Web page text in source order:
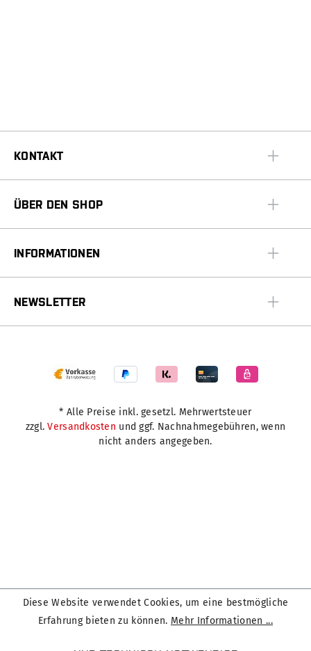
KONTAKT
ÜBER DEN SHOP
INFORMATIONEN
NEWSLETTER
* Alle Preise inkl. gesetzl. Mehrwertsteuer
zzgl.Versandkosten und ggf. Nachnahmegebühren, wenn
nicht anders angegeben.
Diese Website verwendet Cookies, um eine bestmögliche
Erfahrung bieten zu können. Mehr Informationen ...